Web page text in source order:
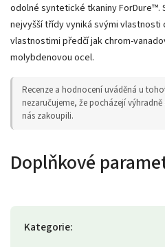
odolné syntetické tkaniny ForDure™.
nejvyšší třídy vyniká svými vlastnosti
vlastnostimi předčí jak chrom-
molybdenovou ocel.
Recenze a hodnocení uváděná u
nezaručujeme, že pocházejí
nás zakoupili.
Doplňkové
Kategorie: